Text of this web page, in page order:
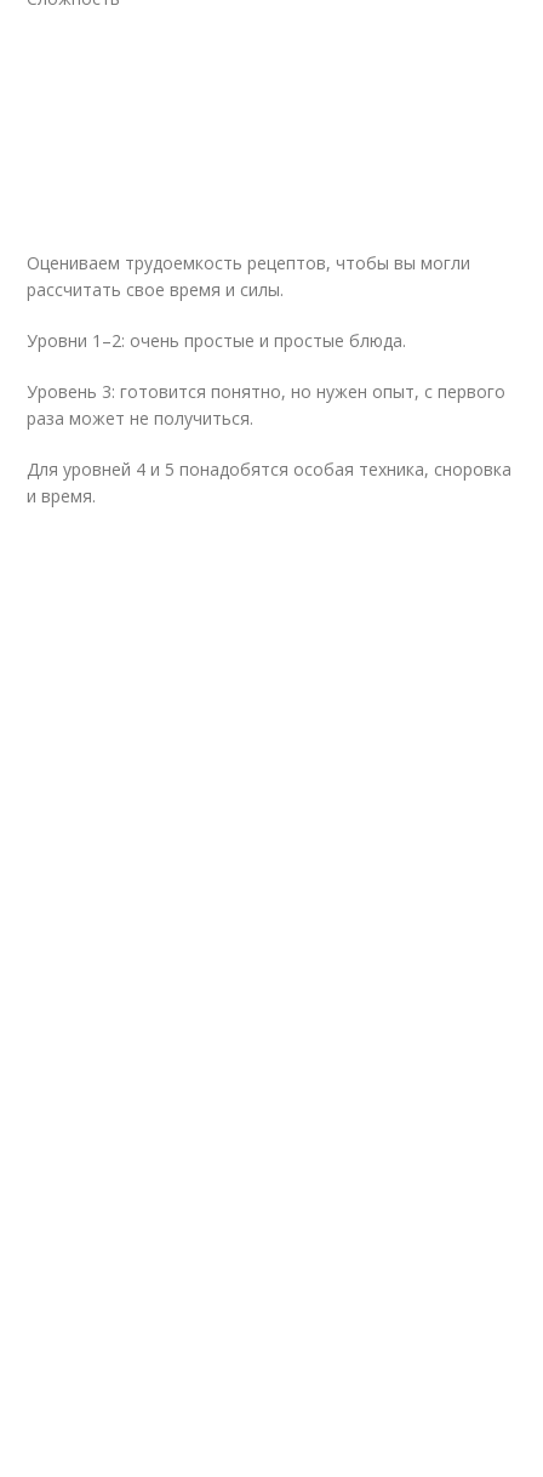
Оцениваем трудоемкость рецептов, чтобы вы могли
рассчитать свое время и силы.
Уровни 1–2: очень простые и простые блюда.
Уровень 3: готовится понятно, но нужен опыт, с первого
раза может не получиться.
Для уровней 4 и 5 понадобятся особая техника, сноровка
и время.